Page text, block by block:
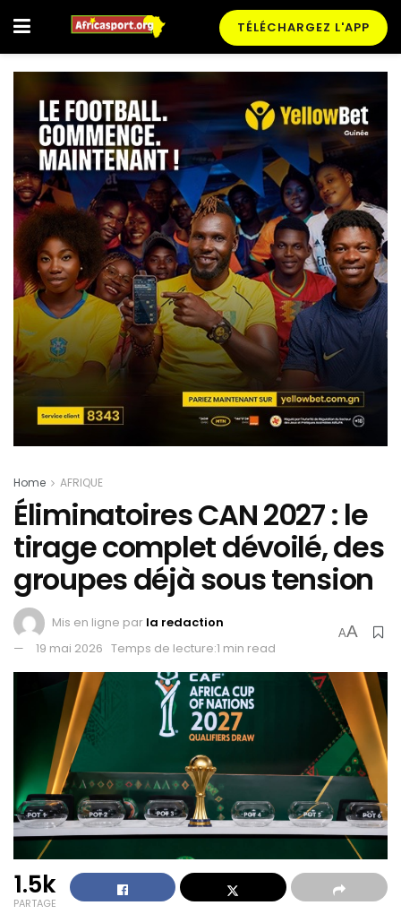
TÉLÉCHARGEZ L'APP
Home AFRIQUE
Éliminatoires CAN 2027 : le
tirage complet dévoilé, des
groupes déjà sous tension
Mis en ligne par la redaction
19 mai 2026 Temps de lecture:1 min read
AA
1.5k
PARTAGE